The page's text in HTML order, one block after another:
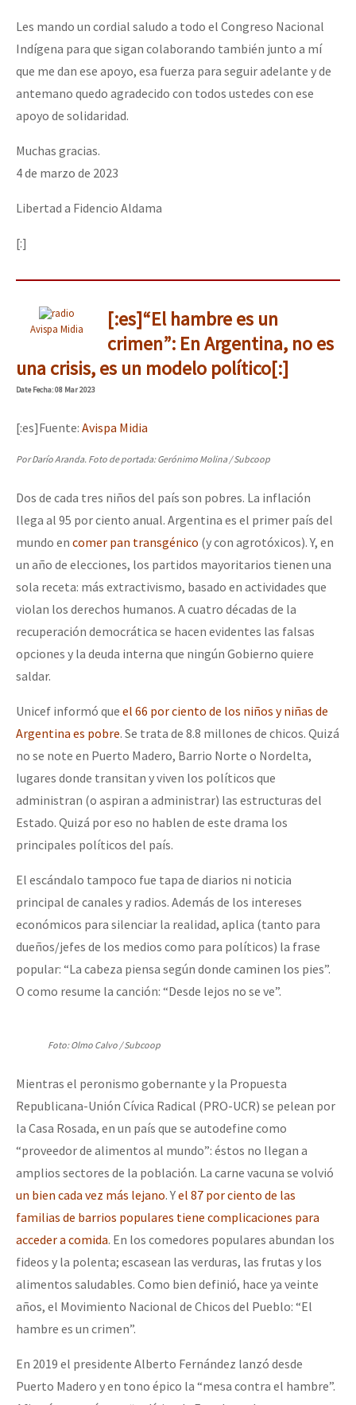
Les mando un cordial saludo a todo el Congreso Nacional
Indígena para que sigan colaborando también junto a mí
que me dan ese apoyo, esa fuerza para seguir adelante y de
antemano quedo agradecido con todos ustedes con ese
apoyo de solidaridad.
Muchas gracias.
4 de marzo de 2023
Libertad a Fidencio Aldama
[:]
Avispa Midia
[:es]“El hambre es un
crimen”: En Argentina, no es
una crisis, es un modelo político[:]
DateFecha: 08 Mar 2023
[:es]Fuente: Avispa Midia
Por Darío Aranda. Foto de portada: Gerónimo Molina / Subcoop
Dos de cada tres niños del país son pobres. La inflación
llega al 95 por ciento anual. Argentina es el primer país del
mundo en comer pan transgénico (y con agrotóxicos). Y, en
un año de elecciones, los partidos mayoritarios tienen una
sola receta: más extractivismo, basado en actividades que
violan los derechos humanos. A cuatro décadas de la
recuperación democrática se hacen evidentes las falsas
opciones y la deuda interna que ningún Gobierno quiere
saldar.
Unicef informó que el 66 por ciento de los niños y niñas de
Argentina es pobre. Se trata de 8.8 millones de chicos. Quizá
no se note en Puerto Madero, Barrio Norte o Nordelta,
lugares donde transitan y viven los políticos que
administran (o aspiran a administrar) las estructuras del
Estado. Quizá por eso no hablen de este drama los
principales políticos del país.
El escándalo tampoco fue tapa de diarios ni noticia
principal de canales y radios. Además de los intereses
económicos para silenciar la realidad, aplica (tanto para
dueños/jefes de los medios como para políticos) la frase
popular: “La cabeza piensa según donde caminen los pies”.
O como resume la canción: “Desde lejos no se ve”.
Foto: Olmo Calvo / Subcoop
Mientras el peronismo gobernante y la Propuesta
Republicana-Unión Cívica Radical (PRO-UCR) se pelean por
la Casa Rosada, en un país que se autodefine como
“proveedor de alimentos al mundo”: éstos no llegan a
amplios sectores de la población. La carne vacuna se volvió
un bien cada vez más lejano. Yel 87 por ciento de las
familias de barrios populares tiene complicaciones para
acceder a comida. En los comedores populares abundan los
fideos y la polenta; escasean las verduras, las frutas y los
alimentos saludables. Como bien definió, hace ya veinte
años, el Movimiento Nacional de Chicos del Pueblo: “El
hambre es un crimen”.
En 2019 el presidente Alberto Fernández lanzó desde
Puerto Madero y en tono épico la “mesa contra el hambre”.